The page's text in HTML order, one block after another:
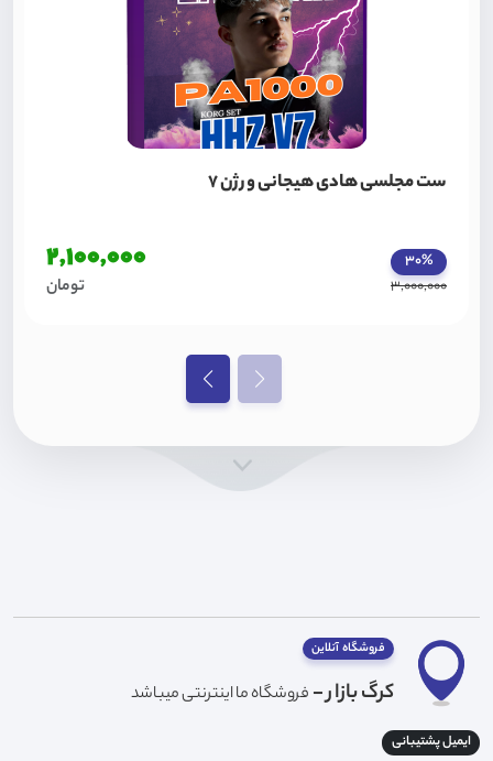
ست مجلسی هادی هیجانی ورژن 7
30%
3,000,000
2,100,000
تومان
فروشگاه آنلاین
کرگ بازار - فروشگاه ما اینترنتی میباشد
ایمیل پشتیبانی